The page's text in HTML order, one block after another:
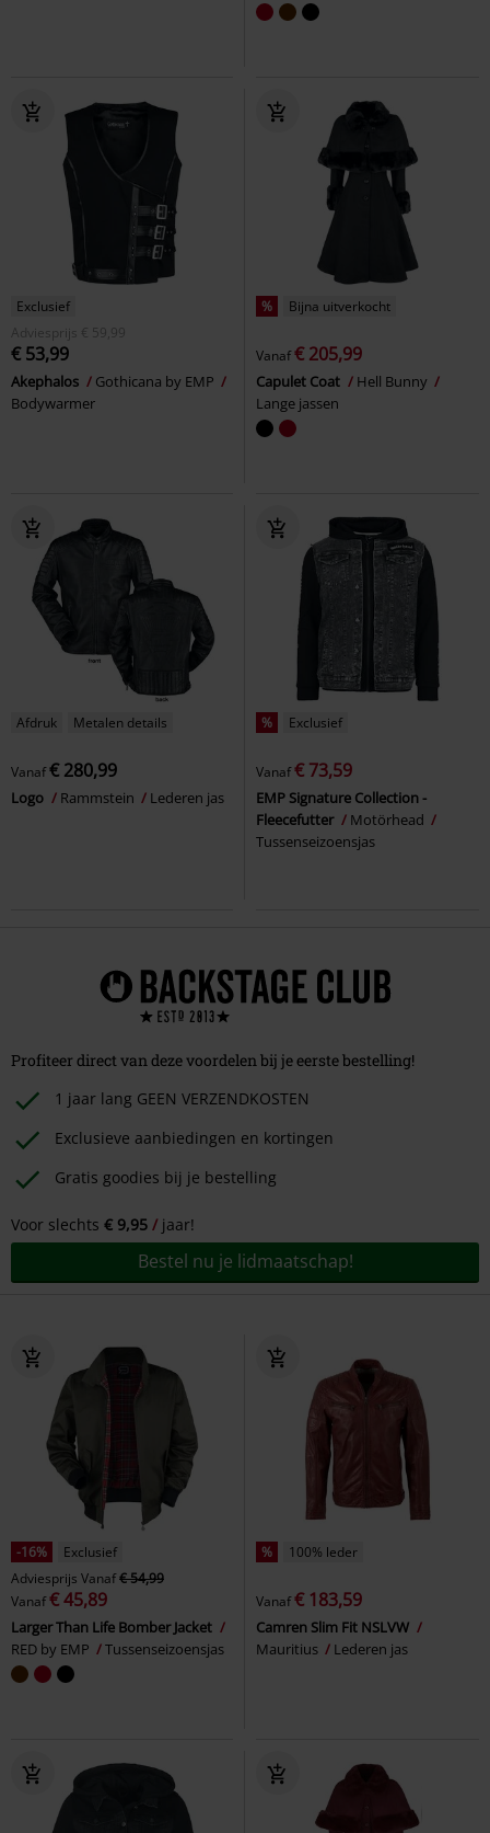
Exclusief
Adviesprijs
€ 59,99
€ 53,99
Akephalos
Gothicana by EMP
Bodywarmer
% Bijna uitverkocht
Vanaf€ 205,99
Capulet Coat
Hell Bunny
Lange jassen
Afdruk Metalen details
Vanaf€ 280,99
Logo Rammstein Lederen jas
% Exclusief
Vanaf€ 73,59
EMP Signature Collection -
Fleecefutter
Motörhead
Tussenseizoensjas
Profiteer direct van deze voordelen bij je eerste bestelling!
1 jaar lang GEEN VERZENDKOSTEN
Exclusieve aanbiedingen en kortingen
Gratis goodies bij je bestelling
Voor slechts € 9,95 jaar!
Bestel nu je lidmaatschap!
-16%
Exclusief
Adviesprijs Vanaf€ 54,99
Vanaf€ 45,89
Larger Than Life Bomber Jacket
RED by EMP
Tussenseizoensjas
% 100% leder
Vanaf€ 183,59
Camren Slim Fit NSLVW
Mauritius
Lederen jas